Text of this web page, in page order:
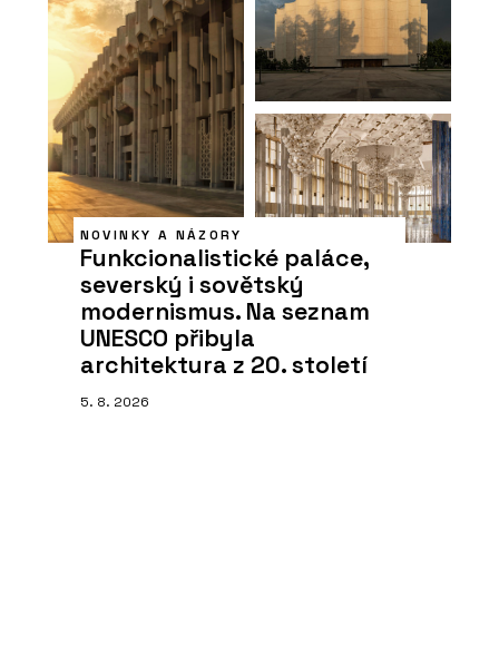
NOVINKY A NÁZORY
Funkcionalistické paláce,
severský i sovětský
modernismus. Na seznam
UNESCO přibyla
architektura z 20. století
5. 8. 2026